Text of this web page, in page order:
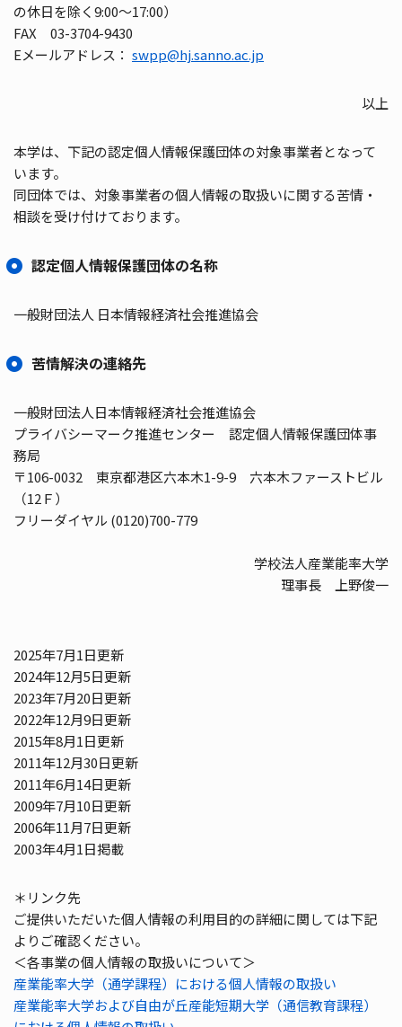
の休日を除く9:00～17:00）
FAX 03-3704-9430
Eメールアドレス： swpp@hj.sanno.ac.jp
以上
本学は、下記の認定個人情報保護団体の対象事業者となって
います。
同団体では、対象事業者の個人情報の取扱いに関する苦情・
相談を受け付けております。
認定個人情報保護団体の名称
一般財団法人 日本情報経済社会推進協会
苦情解決の連絡先
一般財団法人日本情報経済社会推進協会
プライバシーマーク推進センター 認定個人情報保護団体事
務局
〒106-0032 東京都港区六本木1-9-9 六本木ファーストビル
（12Ｆ）
フリーダイヤル (0120)700-779
学校法人産業能率大学
理事長 上野俊一
2025年7月1日更新
2024年12月5日更新
2023年7月20日更新
2022年12月9日更新
2015年8月1日更新
2011年12月30日更新
2011年6月14日更新
2009年7月10日更新
2006年11月7日更新
2003年4月1日掲載
＊リンク先
ご提供いただいた個人情報の利用目的の詳細に関しては下記
よりご確認ください。
＜各事業の個人情報の取扱いについて＞
産業能率大学（通学課程）における個人情報の取扱い
産業能率大学および自由が丘産能短期大学（通信教育課程）